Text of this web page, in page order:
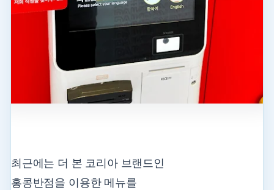
최근에는 더 본 코리아 브랜드인
홍콩반점을 이용한 메뉴를